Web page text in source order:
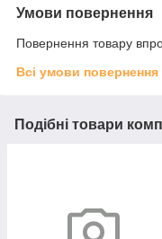
Умови повернення
Повернення товару
Всі умови повернення
Подібні товари